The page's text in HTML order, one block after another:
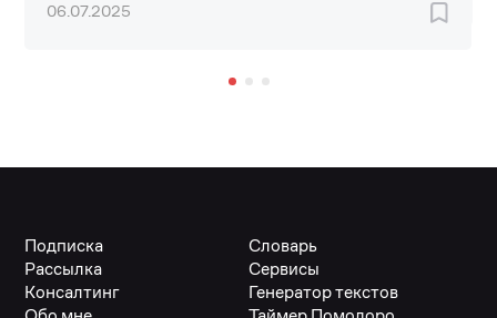
06.07.2025
Подписка
Рассылка
Консалтинг
Словарь
Сервисы
Генератор текстов